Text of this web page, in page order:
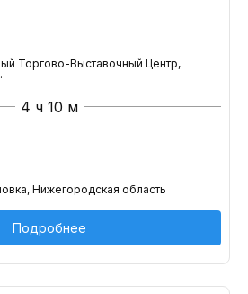
Торгово-Выставочный Центр,
4 ч 10 м
Нижегородская область
Подробнее